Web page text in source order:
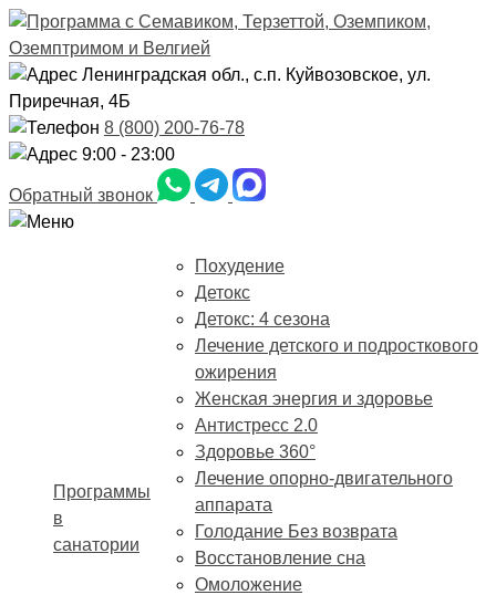
Ленинградская обл., с.п. Куйвозовское, ул.
Приречная, 4Б
8 (800) 200-76-78
9:00 - 23:00
Обратный звонок
Программы
в
санатории
Похудение
Детокс
Детокс: 4 сезона
Лечение детского и подросткового
ожирения
Женская энергия и здоровье
Антистресс 2.0
Здоровье 360°
Лечение опорно-двигательного
аппарата
Голодание Без возврата
Восстановление сна
Омоложение